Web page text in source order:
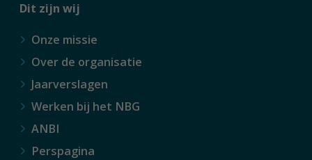
Dit zijn wij
Onze missie
Over de organisatie
Jaarverslagen
Werken bij het NBG
ANBI
Perspagina